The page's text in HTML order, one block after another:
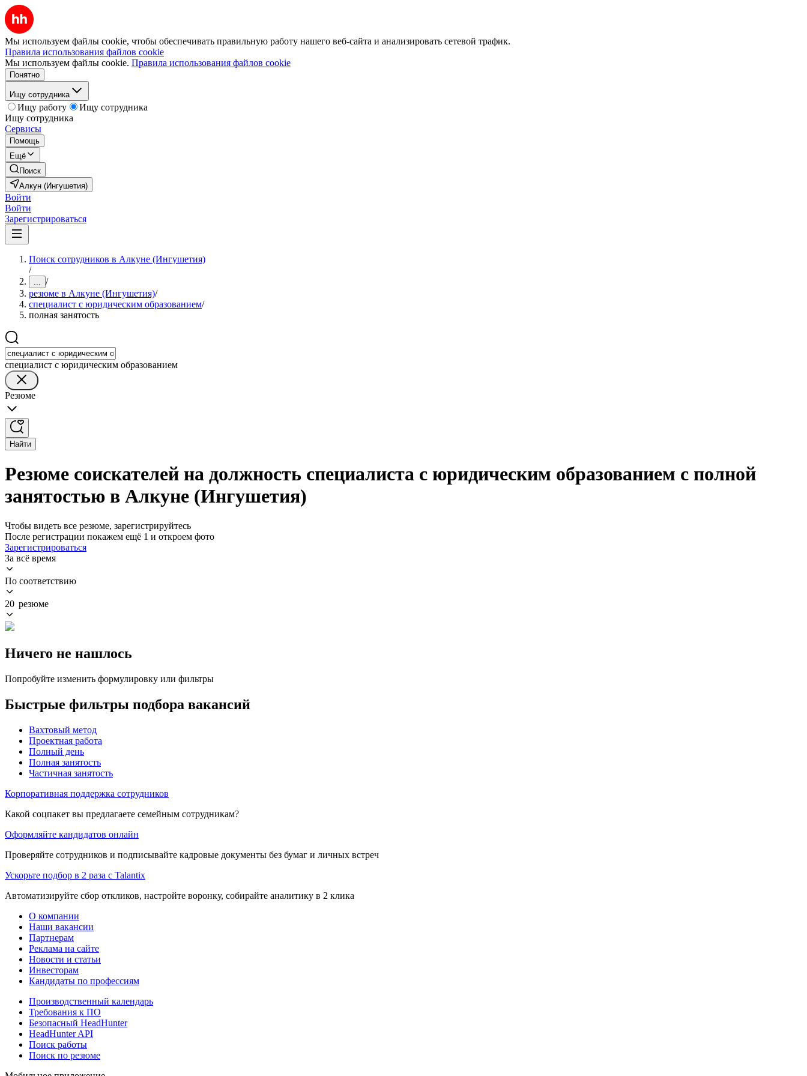
Мы используем файлы cookie, чтобы обеспечивать правильную работу нашего веб-сайта и анализировать сетевой трафик.
Правила использования файлов cookie
Мы используем файлы cookie. Правила использования файлов cookie
Понятно
Ищу сотрудника
Ищу работу
Ищу сотрудника
Ищу сотрудника
Сервисы
Помощь
Ещё
Поиск
Алкун (Ингушетия)
Войти
Войти
Зарегистрироваться
Поиск сотрудников в Алкуне (Ингушетия)
/
... /
резюме в Алкуне (Ингушетия)/
специалист с юридическим образованием/
полная занятость
специалист с юридическим образованием
Резюме
Найти
Резюме соискателей на должность специалиста с юридическим образованием с полной
занятостью в Алкуне (Ингушетия)
Чтобы видеть все резюме, зарегистрируйтесь
После регистрации покажем ещё 1 и откроем фото
Зарегистрироваться
За всё время
По соответствию
20 резюме
Ничего не нашлось
Попробуйте изменить формулировку или фильтры
Быстрые фильтры подбора вакансий
Вахтовый метод
Проектная работа
Полный день
Полная занятость
Частичная занятость
Корпоративная поддержка сотрудников
Какой соцпакет вы предлагаете семейным сотрудникам?
Оформляйте кандидатов онлайн
Проверяйте сотрудников и подписывайте кадровые документы без бумаг и личных встреч
Ускорьте подбор в 2 раза с Talantix
Автоматизируйте сбор откликов, настройте воронку, собирайте аналитику в 2 клика
О компании
Наши вакансии
Партнерам
Реклама на сайте
Новости и статьи
Инвесторам
Кандидаты по профессиям
Производственный календарь
Требования к ПО
Безопасный HeadHunter
HeadHunter API
Поиск работы
Поиск по резюме